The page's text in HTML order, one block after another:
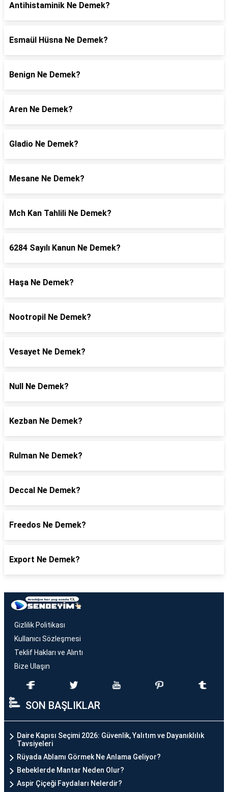
Antihistaminik Ne Demek?
Esmaül Hüsna Ne Demek?
Benign Ne Demek?
Aren Ne Demek?
Gladio Ne Demek?
Mesane Ne Demek?
Mch Kan Tahlili Ne Demek?
6284 Sayılı Kanun Ne Demek?
Haşa Ne Demek?
Nootropil Ne Demek?
Vesayet Ne Demek?
Null Ne Demek?
Kezban Ne Demek?
Rulman Ne Demek?
Deccal Ne Demek?
Freedos Ne Demek?
Export Ne Demek?
Gizlilik Politikası
Kullanıcı Sözleşmesi
Teklif Hakları ve Alıntı
Bize Ulaşın
SON BAŞLIKLAR
Daire Kapısı Seçimi 2026: Güvenlik, Yalıtım ve Dayanıklılık
Tavsiyeleri
Rüyada Ablamı Görmek Ne Anlama Geliyor?
Bebeklerde Mantar Neden Olur?
Aspir Çiçeği Faydaları Nelerdir?